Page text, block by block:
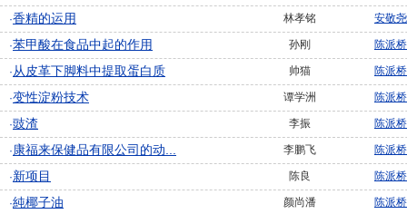
·香精的运用 林孝铭 安敬尧
·苯甲酸在食品中起的作用 孙刚 陈派桥
· 从皮革下脚料中提取蛋白质 帅猫 陈派桥
·变性淀粉技术 谭学洲 陈派桥
·豉渣 李振 陈派桥
· 康福来保健品有限公司的动... 李鹏飞 陈派桥
·新项目 陈良 陈派桥
·純椰子油 颜尚潘 陈派桥